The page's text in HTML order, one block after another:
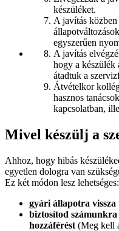
készüléket.
A javítás
egyszerűen
A javítás
hogy a készülék
átadtuk a
Átvételkor
hasznos
kapcsolatban,
Mivel készülj a
Ahhoz, hogy hibás
egyetlen dologra van
Ez két módon lesz lehetséges:
gyári állapotra vissza
biztosítod számunkra
hozzáférést (Meg kell